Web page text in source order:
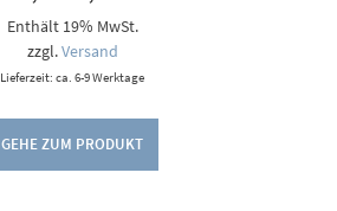
bis
Enthält 19% MwSt.
zzgl.Versand
Lieferzeit: ca. 6-9 Werktage
GEHE ZUM PRODUKT